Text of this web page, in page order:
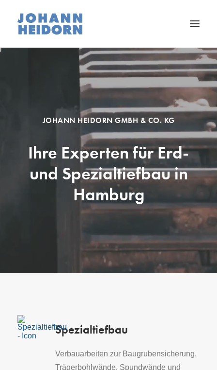
Downloads
Kontakt
JOHANN HEIDORN GMBH & CO. KG
Ihre Experten für Erd-
und Spezialtiefbau in
Hamburg
Spezialtiefbau
Verbauarbeiten zur Baugrubensicherung.
Trägerbohlwände, Spundwände und